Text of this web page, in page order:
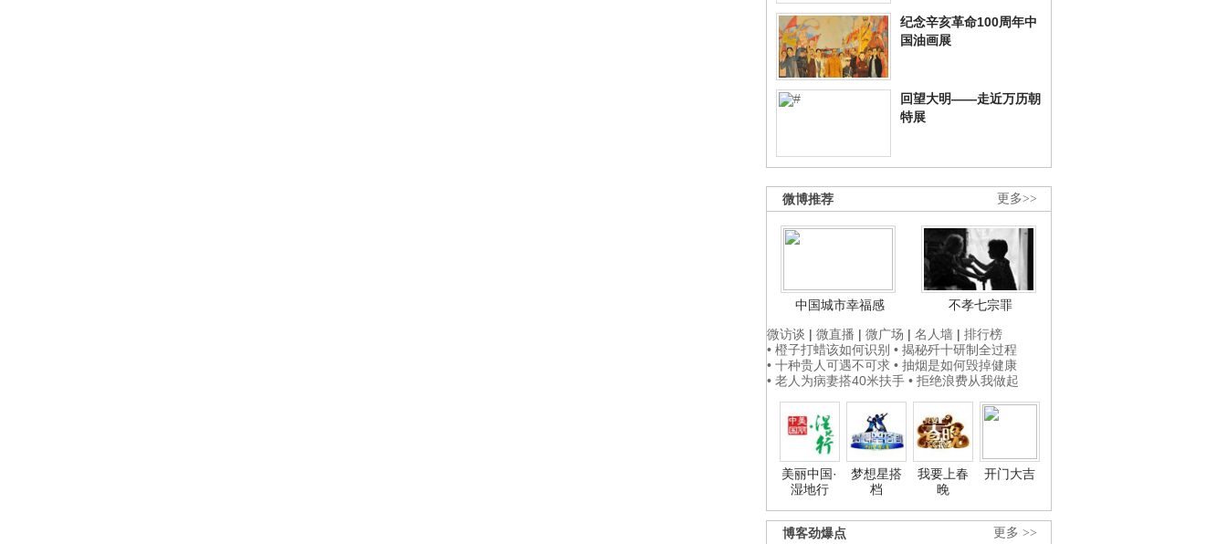
纪念辛亥革命100周年中
国油画展
回望大明——走近万历朝
特展
更多>>
微博推荐
中国城市幸福感
不孝七宗罪
微访谈 | 微直播 | 微广场 | 名人墙 | 排行榜
• 橙子打蜡该如何识别 • 揭秘歼十研制全过程
• 十种贵人可遇不可求 • 抽烟是如何毁掉健康
• 老人为病妻搭40米扶手 • 拒绝浪费从我做起
美丽中国·
湿地行
梦想星搭
档
我要上春
晚
开门大吉
更多 >>
博客劲爆点